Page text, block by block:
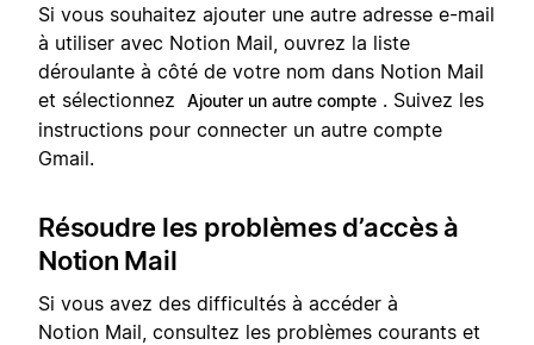
Si vous souhaitez ajouter une autre adresse e-mail
à utiliser avec Notion Mail, ouvrez la liste
déroulante à côté de votre nom dans Notion Mail
et sélectionnez
Ajouter un autre compte . Suivez les
instructions pour connecter un autre compte
Gmail.
Résoudre les problèmes d’accès à
Notion Mail
Si vous avez des difficultés à accéder à
Notion Mail, consultez les problèmes courants et